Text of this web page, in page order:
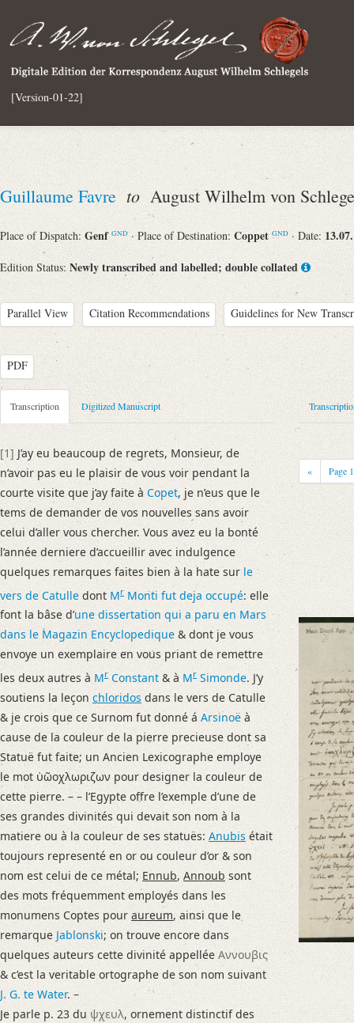
[Version-01-22]
Guillaume Favre to August Wilhelm von
Place of Dispatch: Genf GND · Place of Destination: Coppet GND · Date:
Edition Status: Newly transcribed and labelled; double collated
Parallel View Citation Recommendations Guidelines for New
PDF
Metadata Concerning Header
Sender: Guillaume Favre
Recipient: August Wilhelm von Schlegel
Place of Dispatch: Genf
GND
Place of Destination: Coppet
Date: 13.07.1808
Notations: Absende- und Empfangsort erschlossen.
Manuscript
Provider: Dresden, Sächsische Landesbibliothek - Staats- und
OAI Id: APP2712-Bd-6
Classification Number: Mscr.Dresd.App.2712,B,21,25
Number of Pages: 2 S. auf Doppelbl., hs. m. U.
Format: 24,1 x 20,1 cm
Incipit: „[1] J’ay eu beaucoup de regrets, Monsieur, de n’avoir pas
Language
French
Latin
Greek
Coptic
Hebrew
Demotisch
Mittelägyptisch
Assyrisch
Editors
Askeland, Christian
Bamberg, Claudia
Pinggéra, Karl
Seidel, Aline
Varwig, Olivia
Transcription Digitized Manuscript
[1] J’ay eu beaucoup de regrets, Monsieur, de
n’avoir pas eu le plaisir de vous voir pendant la
courte visite que j’ay faite à Copet, je n’eus que le
tems de demander de vos nouvelles sans avoir
celui d’aller vous chercher. Vous avez eu la bonté
l’année derniere d’accueillir avec indulgence
quelques remarques faites bien à la hate sur le
vers de Catulle dont Mr Monti fut deja occupé: elle
font la bâse d’une dissertation qui a paru en Mars
dans le Magazin Encyclopedique & dont je vous
envoye un exemplaire en vous priant de remettre
les deux autres à Mr Constant & à Mr Simonde. J’y
soutiens la leçon chloridos dans le vers de Catulle
& je crois que ce Surnom fut donné á Arsinoë à
cause de la couleur de la pierre precieuse dont sa
Statuë fut faite; un Ancien Lexicographe employe
le mot ὑῶοχλωριζων pour designer la couleur de
cette pierre. – – l’Egypte offre l’exemple d’une de
ses grandes divinités qui devait son nom à la
matiere ou à la couleur de ses statuës: Anubis était
toujours representé en or ou couleur d’or & son
nom est celui de ce métal; Ennub, Annoub sont
des mots fréquemment employés dans les
monumens Coptes pour aureum, ainsi que le
remarque Jablonski; on trouve encore dans
quelques auteurs cette divinité appellée Αννουβις
& c’est la veritable ortographe de son nom suivant
J. G. te Water. –
Je parle p. 23 du ψχευλ, ornement distinctif des
« Page 1